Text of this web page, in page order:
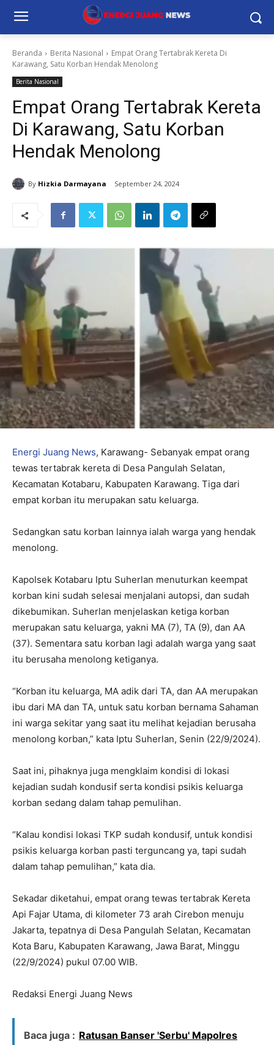
Beranda Berita Nasional
Empat Orang Tertabrak Kereta Di
Karawang, Satu Korban Hendak Menolong
Berita Nasional
Empat Orang Tertabrak Kereta
Di Karawang, Satu Korban
Hendak Menolong
By Hizkia Darmayana September 24, 2024
Energi Juang News, Karawang- Sebanyak empat orang
tewas tertabrak kereta di Desa Pangulah Selatan,
Kecamatan Kotabaru, Kabupaten Karawang. Tiga dari
empat korban itu merupakan satu keluarga.
Sedangkan satu korban lainnya ialah warga yang hendak
menolong.
Kapolsek Kotabaru Iptu Suherlan menuturkan keempat
korban kini sudah selesai menjalani autopsi, dan sudah
dikebumikan. Suherlan menjelaskan ketiga korban
merupakan satu keluarga, yakni MA (7), TA (9), dan AA
(37). Sementara satu korban lagi adalah warga yang saat
itu berusaha menolong ketiganya.
“Korban itu keluarga, MA adik dari TA, dan AA merupakan
ibu dari MA dan TA, untuk satu korban bernama Sahaman
ini warga sekitar yang saat itu melihat kejadian berusaha
menolong korban,” kata Iptu Suherlan, Senin (22/9/2024).
Saat ini, pihaknya juga mengklaim kondisi di lokasi
kejadian sudah kondusif serta kondisi psikis keluarga
korban sedang dalam tahap pemulihan.
“Kalau kondisi lokasi TKP sudah kondusif, untuk kondisi
psikis keluarga korban pasti terguncang ya, tapi sudah
dalam tahap pemulihan,” kata dia.
Sekadar diketahui, empat orang tewas tertabrak Kereta
Api Fajar Utama, di kilometer 73 arah Cirebon menuju
Jakarta, tepatnya di Desa Pangulah Selatan, Kecamatan
Kota Baru, Kabupaten Karawang, Jawa Barat, Minggu
(22/9/2024) pukul 07.00 WIB.
Redaksi Energi Juang News
Baca juga : Ratusan Banser 'Serbu' Mapolres